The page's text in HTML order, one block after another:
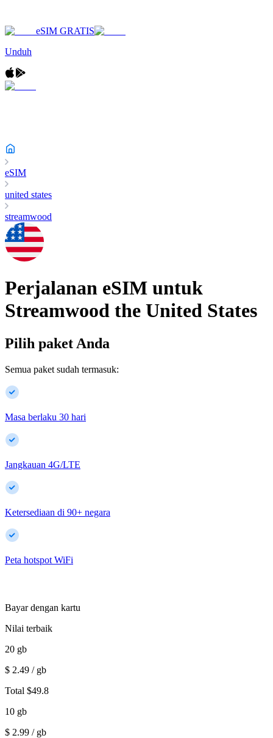
eSIM GRATIS
Unduh
eSIM
united states
streamwood
Perjalanan eSIM untuk
Streamwood the United States
Pilih paket Anda
Semua paket sudah termasuk:
Masa berlaku 30 hari
Jangkauan 4G/LTE
Ketersediaan di 90+ negara
Peta hotspot WiFi
Bayar dengan kartu
Nilai terbaik
20 gb
$ 2.49 / gb
Total $49.8
10 gb
$ 2.99 / gb